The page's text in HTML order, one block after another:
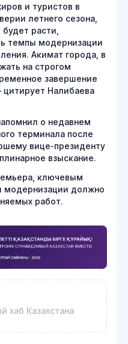
и туристов в
летнего сезона,
расти,
темпы модернизации
Акимат города, в
на строгом
завершение
Налибаева
о недавнем
терминала после
вице-президенту
взыскание.
ключевым
модернизации должно
работ.
хаб Казахстана